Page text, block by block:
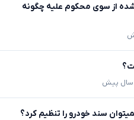
از سوی محکوم علیه چگونه
سند خودرو را تنظیم کرد؟